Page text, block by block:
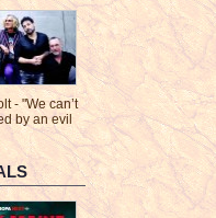
- "We can’t
by an evil